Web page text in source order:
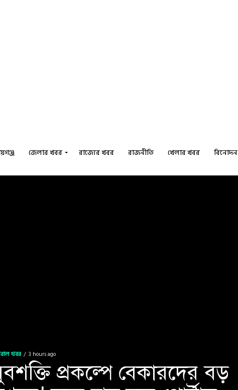
জেলার খবর রাজ্যের খবর রাজনীতি খেলার খবর বিনোদন
খবর 3 hours ago
প্রকল্পে বেকারদের বড়